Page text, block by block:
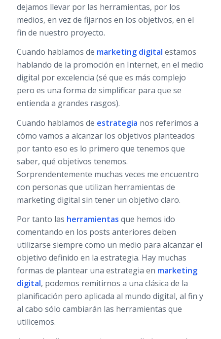
dejamos llevar por las herramientas, por los
medios, en vez de fijarnos en los objetivos, en el
fin de nuestro proyecto.
Cuando hablamos de marketing digital estamos
hablando de la promoción en Internet, en el medio
digital por excelencia (sé que es más complejo
pero es una forma de simplificar para que se
entienda a grandes rasgos).
Cuando hablamos de estrategia nos referimos a
cómo vamos a alcanzar los objetivos planteados
por tanto eso es lo primero que tenemos que
saber, qué objetivos tenemos.
Sorprendentemente muchas veces me encuentro
con personas que utilizan herramientas de
marketing digital sin tener un objetivo claro.
Por tanto las herramientas que hemos ido
comentando en los posts anteriores deben
utilizarse siempre como un medio para alcanzar el
objetivo definido en la estrategia. Hay muchas
formas de plantear una estrategia en marketing
digital, podemos remitirnos a una clásica de la
planificación pero aplicada al mundo digital, al fin y
al cabo sólo cambiarán las herramientas que
utilicemos.